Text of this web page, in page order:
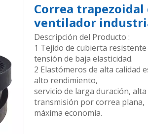
Correa
ventilador
Descripción del Producto :
1 Tejido de cubierta
tensión de baja elasticidad.
2 Elastómeros de alta calidad
alto rendimiento,
servicio de larga duración,
transmisión por correa plana,
máxima economía.